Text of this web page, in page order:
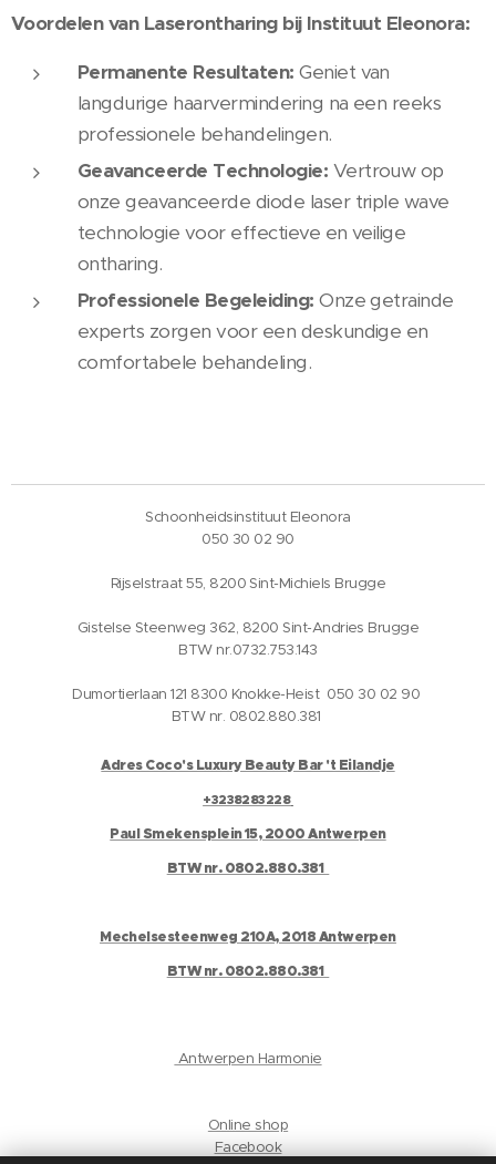
Voordelen van Laserontharing bij Instituut Eleonora:
Permanente Resultaten: Geniet van
langdurige haarvermindering na een reeks
professionele behandelingen.
Geavanceerde Technologie: Vertrouw op
onze geavanceerde diode laser triple wave
technologie voor effectieve en veilige
ontharing.
Professionele Begeleiding: Onze getrainde
experts zorgen voor een deskundige en
comfortabele behandeling.
Schoonheidsinstituut Eleonora
050 30 02 90
Rijselstraat 55, 8200 Sint-Michiels Brugge
Gistelse Steenweg 362, 8200 Sint-Andries Brugge
BTW nr.0732.753.143
Dumortierlaan 121 8300 Knokke-Heist 050 30 02 90
BTW nr. 0802.880.381
Adres Coco's Luxury Beauty Bar 't Eilandje
+3238283228
Paul Smekensplein 15, 2000 Antwerpen
BTW nr. 0802.880.381
Mechelsesteenweg 210A, 2018 Antwerpen
BTW nr. 0802.880.381
Antwerpen Harmonie
Online shop
Facebook